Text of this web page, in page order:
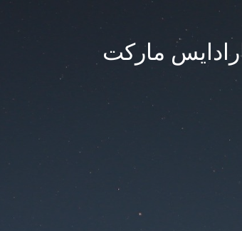
مارکت